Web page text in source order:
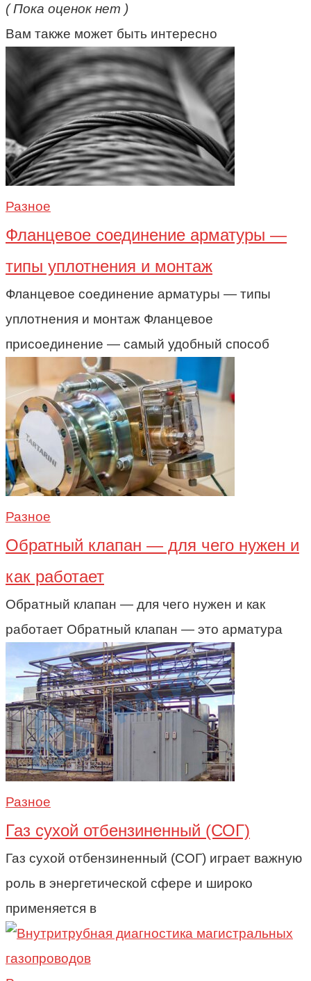
( Пока оценок нет )
Вам также может быть интересно
Разное
Фланцевое соединение арматуры —
типы уплотнения и монтаж
Фланцевое соединение арматуры — типы
уплотнения и монтаж Фланцевое
присоединение — самый удобный способ
Разное
Обратный клапан — для чего нужен и
как работает
Обратный клапан — для чего нужен и как
работает Обратный клапан — это арматура
Разное
Газ сухой отбензиненный (СОГ)
Газ сухой отбензиненный (СОГ) играет важную
роль в энергетической сфере и широко
применяется в